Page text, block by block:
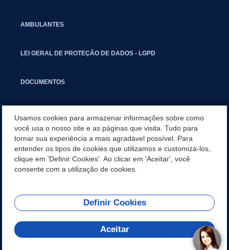
AMBULANTES
LEI GERAL DE PROTEÇÃO DE DADOS - LGPD
DOCUMENTOS
COMITÊ GESTOR MUNICIPAL
GUIA RÁPIDO
REDES SOCIAIS
Usamos cookies para armazenar informações sobre como
você usa o nosso site e as páginas que visita. Tudo para
tornar sua experiência a mais agradável possível. Para
entender os tipos de cookies que utilizamos e customizá-los,
clique em 'Definir Cookies'. Ao clicar em 'Aceitar', você
consente com a utilização de cookies.
Definir Cookies
Aceitar